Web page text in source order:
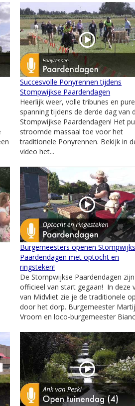
Succesvolle Ponyrennen tijdens
Stompwijkse Paardendagen
Heerlijk weer, volle tribunes en pure
spanning tijdens de derde dag van
Stompwijkse Paardendagen! Het
stroomde massaal toe voor het
traditionele Ponyrennen. Bekijk in
video het...
Burgemeesters openen
Paardendagen met optocht en
ringsteken!
De Stompwijkse Paardendagen zijn
officieel van start gegaan! In deze
van Midvliet zie je de traditionele
door het dorp. Burgemeester
Vroom en loco-burgemeester